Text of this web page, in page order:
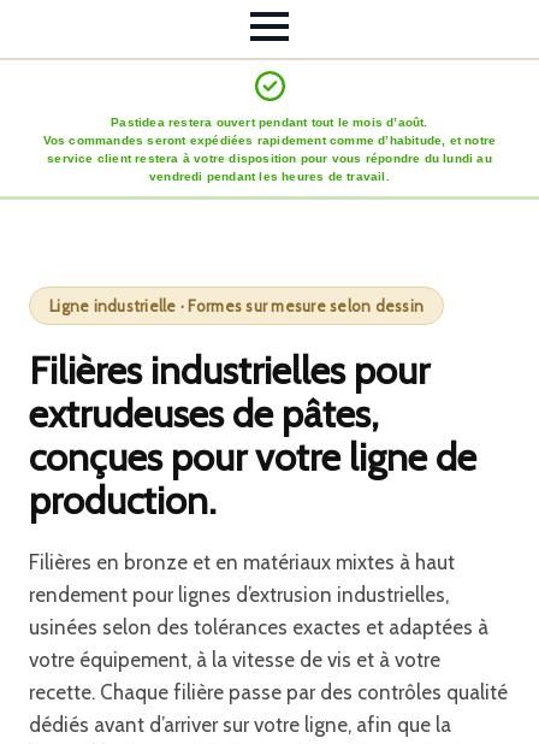
Pastidea restera ouvert pendant tout le mois d’août.
Vos commandes seront expédiées rapidement comme d’habitude, et notre
service client restera à votre disposition pour vous répondre du lundi au
vendredi pendant les heures de travail.
Ligne industrielle · Formes sur mesure selon dessin
Filières industrielles pour
extrudeuses de pâtes,
conçues pour votre ligne de
production.
Filières en bronze et en matériaux mixtes à haut
rendement pour lignes d’extrusion industrielles,
usinées selon des tolérances exactes et adaptées à
votre équipement, à la vitesse de vis et à votre
recette. Chaque filière passe par des contrôles qualité
dédiés avant d’arriver sur votre ligne, afin que la